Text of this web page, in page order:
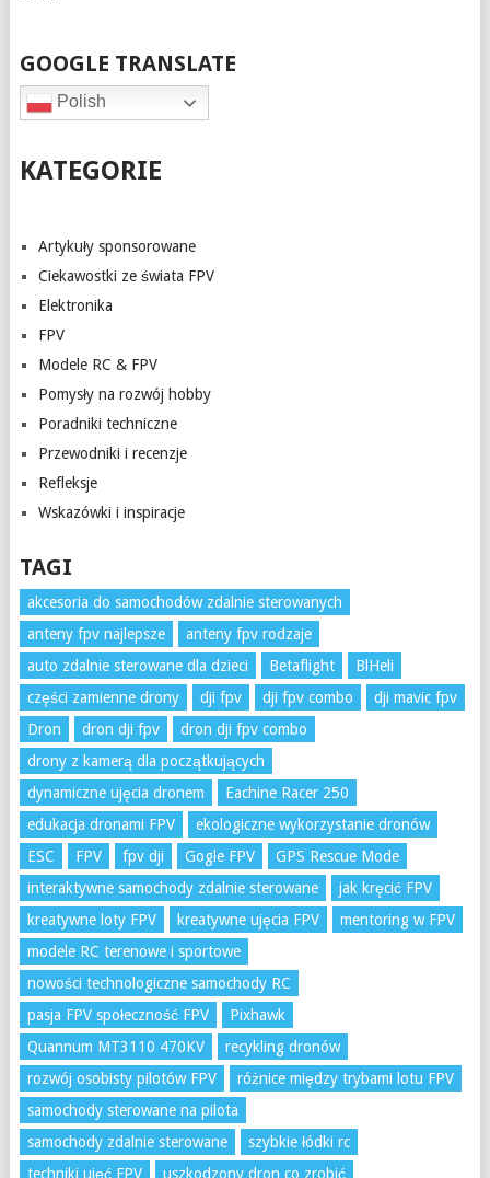
GOOGLE TRANSLATE
Polish
KATEGORIE
Artykuły sponsorowane
Ciekawostki ze świata FPV
Elektronika
FPV
Modele RC & FPV
Pomysły na rozwój hobby
Poradniki techniczne
Przewodniki i recenzje
Refleksje
Wskazówki i inspiracje
TAGI
akcesoria do samochodów zdalnie sterowanych
anteny fpv najlepsze
anteny fpv rodzaje
auto zdalnie sterowane dla dzieci
Betaflight
BlHeli
części zamienne drony
dji fpv dji fpv combo
dji mavic fpv
Dron
dron dji fpv
dron dji fpv combo
drony z kamerą dla początkujących
dynamiczne ujęcia dronem
Eachine Racer 250
edukacja dronami FPV
ekologiczne wykorzystanie dronów
ESC
FPV fpv dji Gogle FPV
GPS Rescue Mode
interaktywne samochody zdalnie sterowane
jak kręcić FPV
kreatywne loty FPV
kreatywne ujęcia FPV
mentoring w FPV
modele RC terenowe i sportowe
nowości technologiczne samochody RC
pasja FPV społeczność FPV
Pixhawk
Quannum MT3110 470KV
recykling dronów
rozwój osobisty pilotów FPV
różnice między trybami lotu FPV
samochody sterowane na pilota
samochody zdalnie sterowane
szybkie łódki rc
techniki ujęć FPV
uszkodzony dron co zrobić